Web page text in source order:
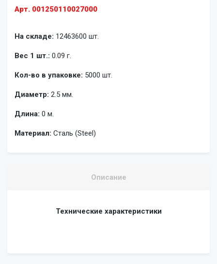
Арт. 001250110027000
На складе: 12463600 шт.
Вес 1 шт.: 0.09 г.
Кол-во в упаковке: 5000 шт.
Диаметр: 2.5 мм.
Длина: 0 м.
Материал: Сталь (Steel)
Описание
Технические характеристики